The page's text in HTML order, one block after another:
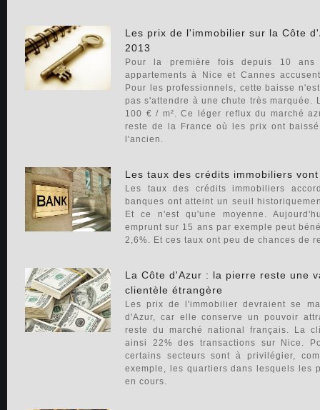
Les prix de l'immobilier sur la Côte
2013
Pour la première fois depuis 10
appartements à Nice et Cannes
Pour les professionnels, cette baisse
pas s'attendre à une chute très marquée.
100 € / m². Ce léger reflux du marché
reste de la France où les prix ont
l'ancien.
Les taux des crédits immobiliers
Les taux des crédits immobiliers
banques ont atteint un seuil
Et ce n'est qu'une moyenne.
emprunt sur 15 ans par exemple peut
2,6%. Et ces taux ont peu de chances de
La Côte d'Azur : la pierre reste une
clientèle étrangère
Les prix de l'immobilier devraient se
d'Azur, car elle conserve un pouvoir
reste du marché national français. La
ainsi 22% des transactions sur Nice.
certains secteurs sont à privilégier,
exemple, les quartiers dans lesquels les
en cours.